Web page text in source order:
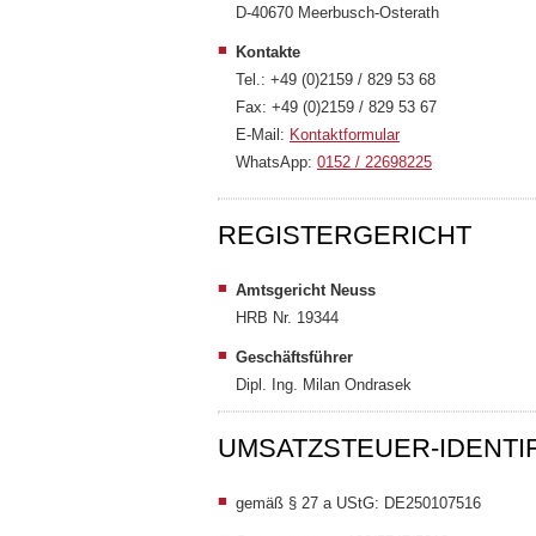
Antike Gusseisenheizkörper
Industrie Rippenrohrheizkörper
Röhrenheizkörper
Elektrische Heizkörper
D-40670 Meerbusch-Osterath
Kontakte
Tel.: +49 (0)2159 / 829 53 68
Fax: +49 (0)2159 / 829 53 67
E-Mail: Kontaktformular
WhatsApp: 0152 / 22698225
REGISTERGERICHT
Amtsgericht Neuss
HRB Nr. 19344
Geschäftsführer
Dipl. Ing. Milan Ondrasek
UMSATZSTEUER-
gemäß § 27 a UStG: DE250107516